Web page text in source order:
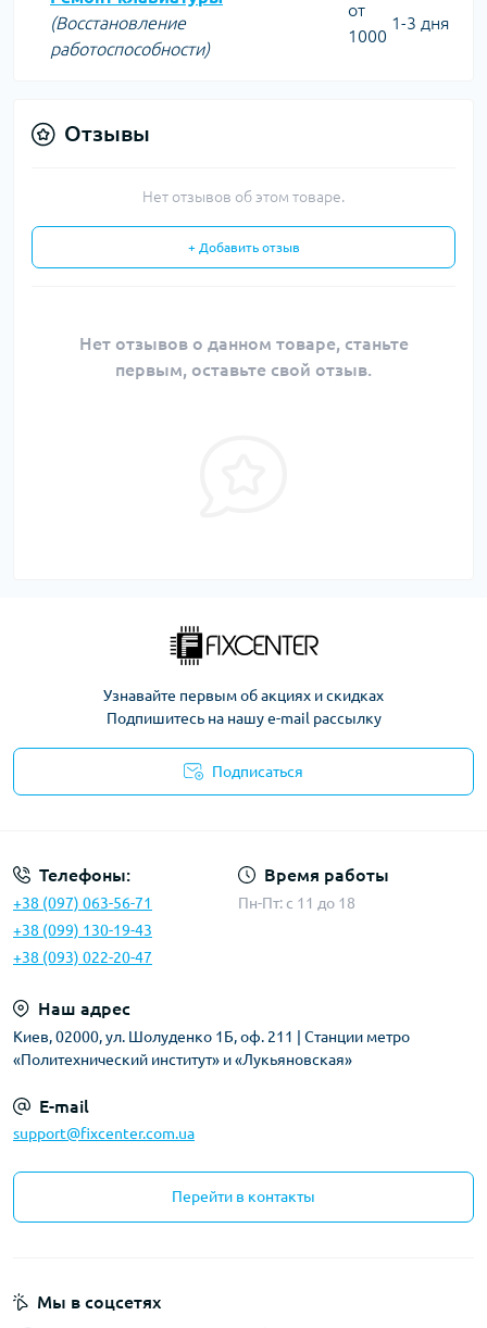
(Восстановление
работоспособности)
от
1000
1-3 дня
Отзывы
Нет отзывов об этом товаре.
+ Добавить отзыв
Нет отзывов о данном товаре, станьте
первым, оставьте свой отзыв.
Узнавайте первым об акциях и скидках
Подпишитесь на нашу e-mail рассылку
Подписаться
Телефоны:
+38 (097) 063-56-71
+38 (099) 130-19-43
+38 (093) 022-20-47
Время работы
Пн-Пт: c 11 до 18
Наш адрес
Киев, 02000, ул. Шолуденко 1Б, оф. 211 | Станции метро
«Политехнический институт» и «Лукьяновская»
E-mail
support@fixcenter.com.ua
Перейти в контакты
Мы в соцсетях